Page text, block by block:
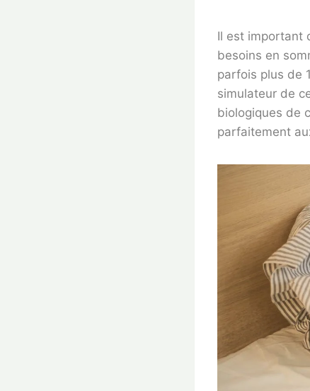
Il est important
besoins en
parfois plus de
simulateur de
biologiques de
parfaitement